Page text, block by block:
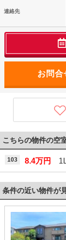
連絡先
こちらの物件の空
103 8.4万円
条件の近い物件が